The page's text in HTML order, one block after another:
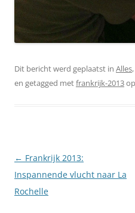
Dit bericht werd geplaatst in Alles,
en getagged metfrankrijk-2013op
Berichtnavigatie
← Frankrijk 2013:
Inspannende vlucht naar La
Rochelle